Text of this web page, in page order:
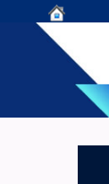
Centro